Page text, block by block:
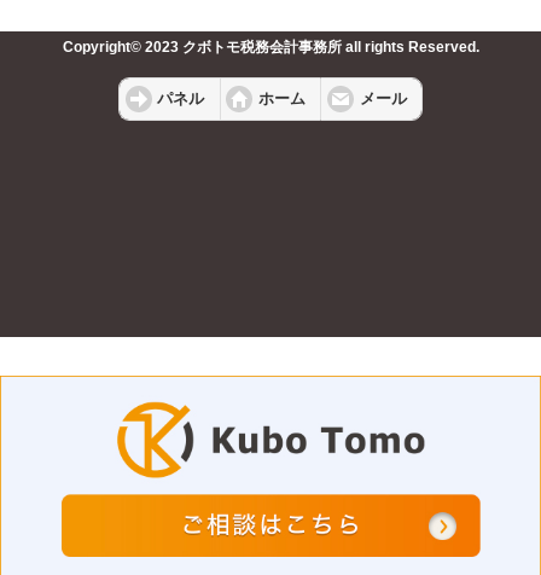
Copyright© 2023 クボトモ税務会計事務所 all rights Reserved.
パネル ホーム メール